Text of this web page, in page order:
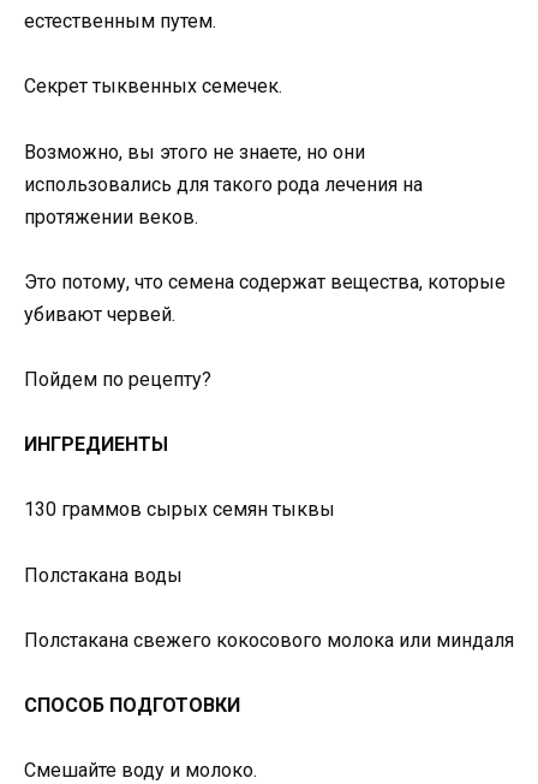
естественным путем.
Секрет тыквенных семечек.
Возможно, вы этого не знаете, но они
использовались для такого рода лечения на
протяжении веков.
Это потому, что семена содержат вещества, которые
убивают червей.
Пойдем по рецепту?
ИНГРЕДИЕНТЫ
130 граммов сырых семян тыквы
Полстакана воды
Полстакана свежего кокосового молока или миндаля
СПОСОБ ПОДГОТОВКИ
Смешайте воду и молоко.